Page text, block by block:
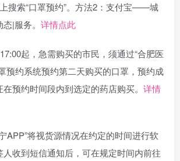
搜索“口罩预约”。方法2：支付宝——城
|服务。 详情点此
起，急需购买的市民，须通过“合肥医
预约系统预约第二天购买的口罩，预约成
预约时间段内到选定的药店购买。 详情
APP”将视货源情况在约定的时间进行软
收到短信通知后，可在规定时间内前往